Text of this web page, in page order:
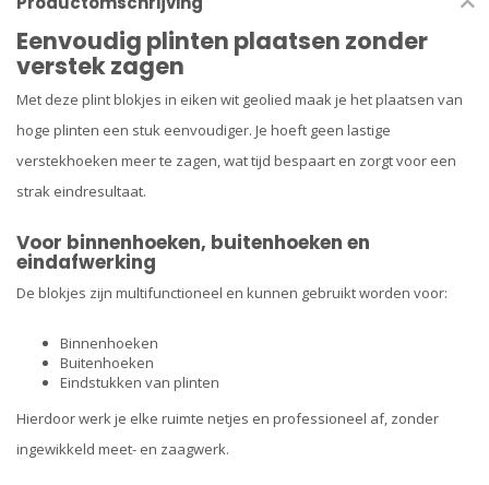
Eenvoudig plinten plaatsen zonder
verstek zagen
Met deze plint blokjes in eiken wit geolied maak je het plaatsen van
hoge plinten een stuk eenvoudiger. Je hoeft geen lastige
verstekhoeken meer te zagen, wat tijd bespaart en zorgt voor een
strak eindresultaat.
Voor binnenhoeken, buitenhoeken en
eindafwerking
De blokjes zijn multifunctioneel en kunnen gebruikt worden voor:
Binnenhoeken
Buitenhoeken
Eindstukken van plinten
Hierdoor werk je elke ruimte netjes en professioneel af, zonder
ingewikkeld meet- en zaagwerk.